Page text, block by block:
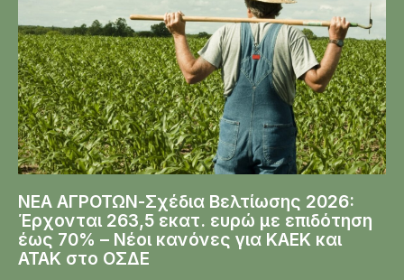
ΝΕΑ ΑΓΡΟΤΩΝ-Σχέδια Βελτίωσης 2026:
Έρχονται 263,5 εκατ. ευρώ με επιδότηση
έως 70% – Νέοι κανόνες για ΚΑΕΚ και
ΑΤΑΚ στο ΟΣΔΕ